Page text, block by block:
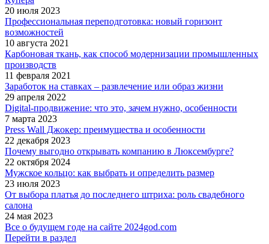
20 июля 2023
Профессиональная переподготовка: новый горизонт
возможностей
10 августа 2021
Карбоновая ткань, как способ модернизации промышленных
производств
11 февраля 2021
Заработок на ставках – развлечение или образ жизни
29 апреля 2022
Digital-продвижение: что это, зачем нужно, особенности
7 марта 2023
Press Wall Джокер: преимущества и особенности
22 декабря 2023
Почему выгодно открывать компанию в Люксембурге?
22 октября 2024
Мужское кольцо: как выбрать и определить размер
23 июля 2023
От выбора платья до последнего штриха: роль свадебного
салона
24 мая 2023
Все о будущем годе на сайте 2024god.com
Перейти в раздел